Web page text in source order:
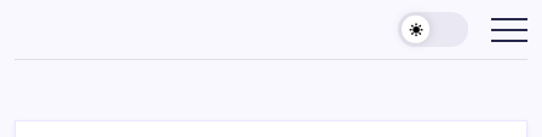
content